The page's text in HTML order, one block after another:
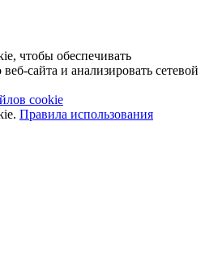
чтобы обеспечивать
сайта и анализировать сетевой
cookie
Правила использования